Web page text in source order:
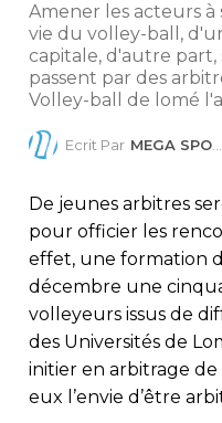
Amener les acteurs à
vie du volley-ball,
capitale, d'autre
passent par des
Volley-ball de lomé
Ecrit Par MEGA SPORTS
De jeunes arbitres
pour officier les
effet, une formation
décembre une
volleyeurs issus de
des Universités de
initier en arbitrage
eux l’envie d’être